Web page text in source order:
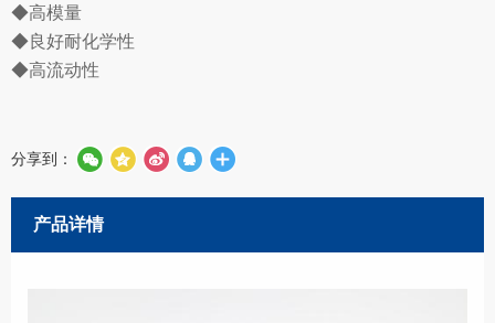
◆高模量
◆良好耐化学性
◆高流动性
分享到：
产品详情